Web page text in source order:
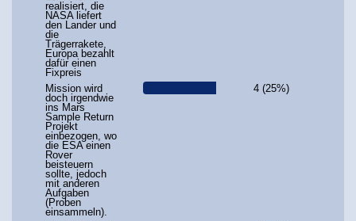
realisiert, die
NASA liefert
den Lander und
die
Trägerrakete,
Europa bezahlt
dafür einen
Fixpreis
Mission wird
doch irgendwie
ins Mars
Sample Return
Projekt
einbezogen, wo
die ESA einen
Rover
beisteuern
sollte, jedoch
mit anderen
Aufgaben
(Proben
einsammeln).
4 (25%)